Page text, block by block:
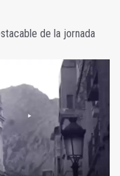
de la jornada